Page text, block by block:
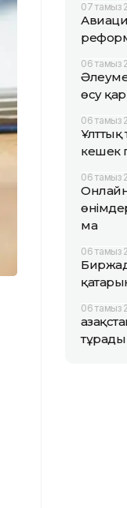
07 тамыз
06 тамыз
өсу
06 тамыз
Ұлттық
кешек
06 тамыз
ма
06 тамыз
06 тамыз
тұрады